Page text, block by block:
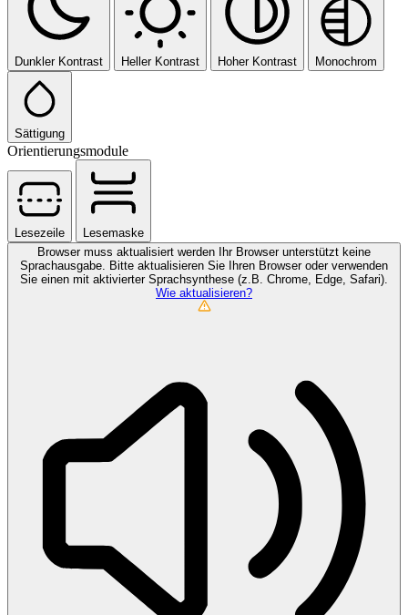
Dunkler Kontrast Heller Kontrast Hoher Kontrast Monochrom
Sättigung
Orientierungsmodule
Lesezeile
Lesemaske
Browser muss aktualisiert werden Ihr Browser unterstützt keine
Sprachausgabe. Bitte aktualisieren Sie Ihren Browser oder verwenden
Sie einen mit aktivierter Sprachsynthese (z.B. Chrome, Edge, Safari).
Wie aktualisieren?